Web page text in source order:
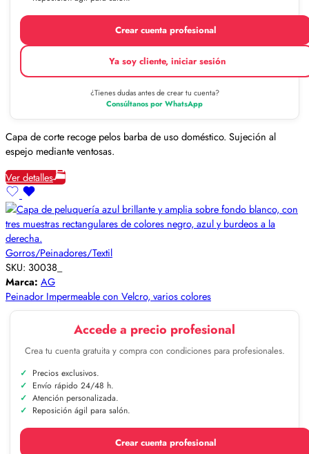
Crear cuenta profesional
Ya soy cliente, iniciar sesión
¿Tienes dudas antes de crear tu cuenta?
Consúltanos por WhatsApp
Capa de corte recoge pelos barba de uso doméstico. Sujeción al
espejo mediante ventosas.
Ver detalles
Gorros/Peinadores/Textil
SKU: 30038_
Marca: AG
Peinador Impermeable con Velcro, varios colores
Accede a precio profesional
Crea tu cuenta gratuita y compra con condiciones para profesionales.
Precios exclusivos.
Envío rápido 24/48 h.
Atención personalizada.
Reposición ágil para salón.
Crear cuenta profesional